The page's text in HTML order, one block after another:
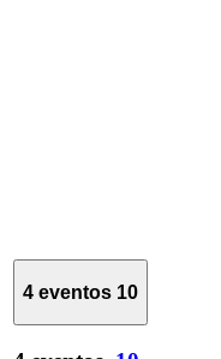
4 eventos 10